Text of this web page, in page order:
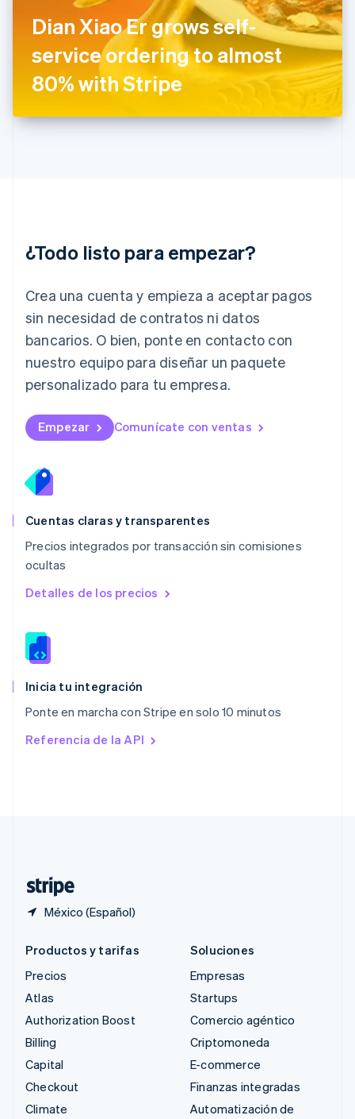
Dian Xiao Er grows self-
service ordering to almost
80% with Stripe
¿Todo listo para empezar?
Crea una cuenta y empieza a aceptar pagos
sin necesidad de contratos ni datos
bancarios. O bien, ponte en contacto con
nuestro equipo para diseñar un paquete
personalizado para tu empresa.
Empezar Comunícate con ventas
Cuentas claras y transparentes
Precios integrados por transacción sin comisiones
ocultas
Detalles de los precios
Inicia tu integración
Ponte en marcha con Stripe en solo 10 minutos
Referencia de la API
México (Español)
FrançaisEnglish
Gibraltar
English
Grecia
English
Hungría
India
Letonia
English
Deutsch English
Lituania
English
Luxemburgo
FrançaisDeutsch English
English 简体中文
English
México
Noruega
English
English
NederlandsEnglish
Polonia
English
RAE de Hong Kong, China
Reino Unido
English
English
English
Productos y tarifas
Precios
Atlas
Authorization Boost
Billing
Capital
Checkout
Climate
Soluciones
Empresas
Startups
Comercio agéntico
Criptomoneda
E-commerce
Finanzas integradas
Automatización de